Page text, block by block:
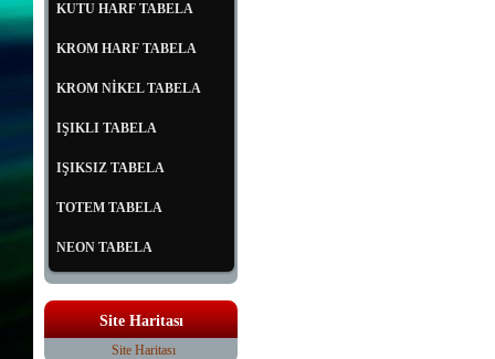
KUTU HARF TABELA
KROM HARF TABELA
KROM NİKEL TABELA
IŞIKLI TABELA
IŞIKSIZ TABELA
TOTEM TABELA
NEON TABELA
Site Haritası
Site Haritası